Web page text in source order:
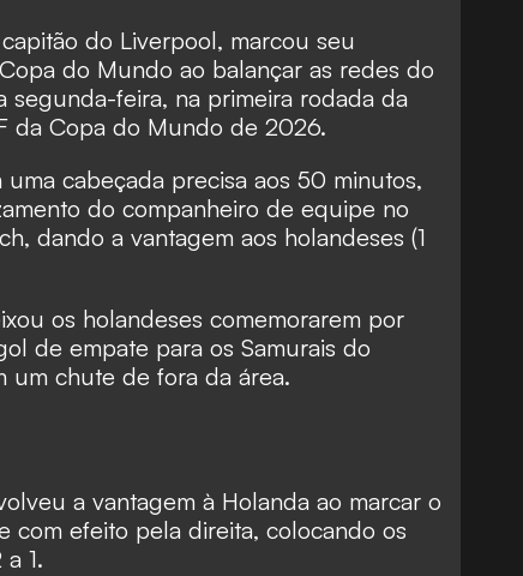
do Liverpool, marcou seu
do Mundo ao balançar as redes do
segunda-feira, na primeira rodada da
da Copa do Mundo de 2026.
cabeçada precisa aos 50 minutos,
do companheiro de equipe no
dando a vantagem aos holandeses (1
os holandeses comemorarem por
de empate para os Samurais do
um chute de fora da área.
a vantagem à Holanda ao marcar o
com efeito pela direita, colocando os
1.